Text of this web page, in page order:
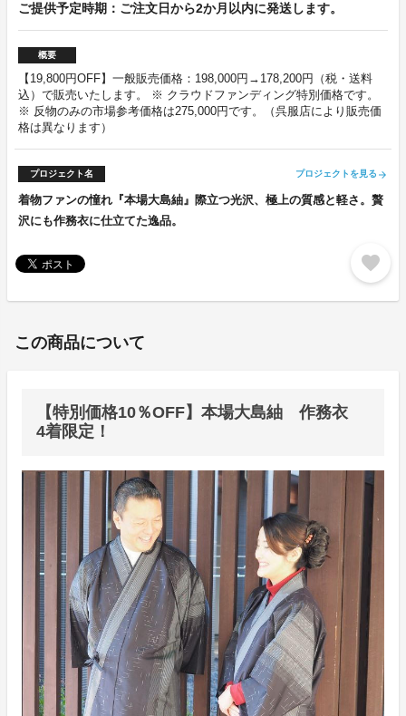
ご提供予定時期：ご注文日から2か月以内に発送します。
概要
【19,800円OFF】一般販売価格：198,000円→178,200円（税・送料
込）で販売いたします。 ※ クラウドファンディング特別価格です。
※ 反物のみの市場参考価格は275,000円です。（呉服店により販売価
格は異なります）
プロジェクト名 プロジェクトを見る arrow_forward
着物ファンの憧れ『本場大島紬』際立つ光沢、極上の質感と軽さ。贅
沢にも作務衣に仕立てた逸品。
favorite
この商品について
【特別価格10％OFF】本場大島紬 作務衣
4着限定！